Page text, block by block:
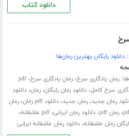
دانلود کتاب
دانلود رایگان بهترین رمان‌ها
رمان یادگاری سرخ،رمان یادگاری سرخ،pdf
سرخ کامل،دانلود رمان رایگان،رمان،دانلود
رمان جدید،رمان جدید،دانلود pdf رمان ،رمان
،رمان pdf ،دانلود رمان ایرانی،pdf عاشقانه ،
رمان عاشقانه،دانلود رمان عاشقانه ایرانی